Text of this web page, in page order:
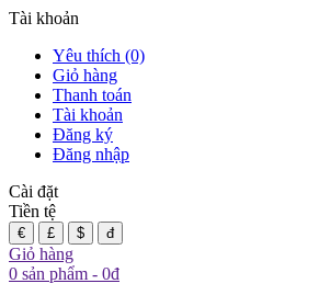
Tài khoản
Yêu thích (0)
Giỏ hàng
Thanh toán
Tài khoản
Đăng ký
Đăng nhập
Cài đặt
Tiền tệ
€ £ $ đ
Giỏ hàng
0 sản phẩm - 0đ